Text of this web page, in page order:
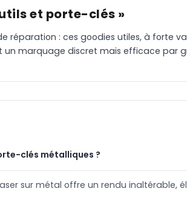
et porte-clés »
réparation : ces goodies utiles, à forte
un marquage discret mais efficace par
clés métalliques ?
sur métal offre un rendu inaltérable,